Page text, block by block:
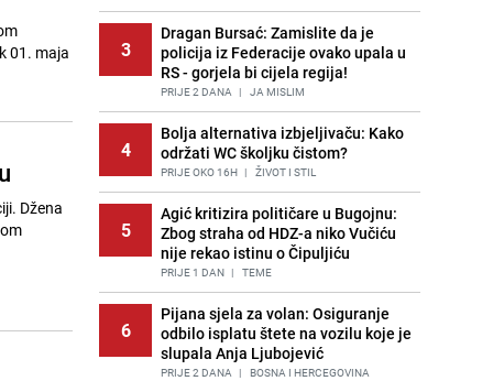
01. maja
Džena
3
Dragan Bursać: Zamislite da je
policija iz Federacije ovako upala u
RS - gorjela bi cijela regija!
PRIJE 2 DANA | JA MISLIM
4
Bolja alternativa izbjeljivaču: Kako
održati WC školjku čistom?
PRIJE OKO 16H | ŽIVOT I STIL
5
Agić kritizira političare u Bugojnu:
Zbog straha od HDZ-a niko Vučiću
nije rekao istinu o Čipuljiću
PRIJE 1 DAN | TEME
6
Pijana sjela za volan: Osiguranje
odbilo isplatu štete na vozilu koje je
slupala Anja Ljubojević
PRIJE 2 DANA | BOSNA I HERCEGOVINA